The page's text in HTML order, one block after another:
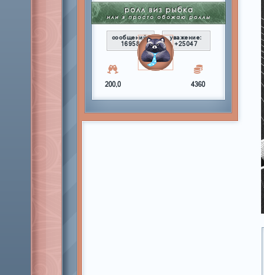
сообщений:
16958
уважение:
+25047
200,0 4360